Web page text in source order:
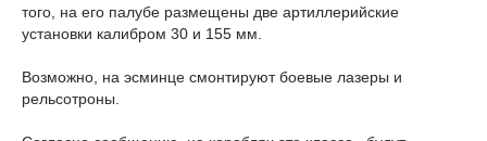
того, на его палубе размещены две артиллерийские
установки калибром 30 и 155 мм.
Возможно, на эсминце смонтируют боевые лазеры и
рельсотроны.